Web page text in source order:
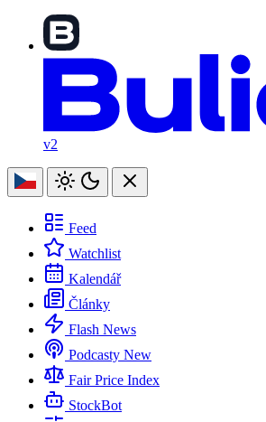
v2
Feed
Watchlist
Kalendář
Články
Flash News
Podcasty New
Fair Price Index
StockBot